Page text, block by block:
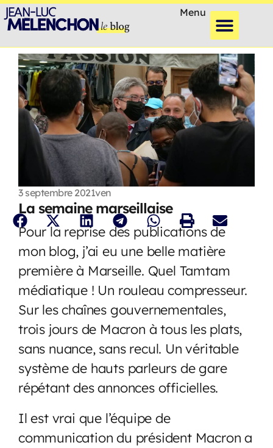
Menu
3 septembre 2021ven
La semaine marseillaise
Pour la reprise des publications de
mon blog, j’ai eu une belle matière
première à Marseille. Quel Tamtam
médiatique ! Un rouleau compresseur.
Sur les chaînes gouvernementales,
trois jours de Macron à tous les plats,
sans nuance, sans recul. Un véritable
système de hauts parleurs de gare
répétant des annonces officielles.
Il est vrai que l’équipe de
communication du président Macron a